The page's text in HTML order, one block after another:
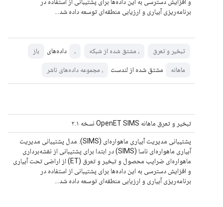
برنامه‌ریزی آبیاری و ارزیابی منطقه‌ای توسعه داده شد…
تبخیر و تعرق ، مشتق شده از شبکه ، داده‌های باز
ماهانه مشتق شده از لندست ، مجموعه داده‌های ناشر
تبخیر و تعرق ماهانه OpenET SIMS نسخه ۲.۱
پشتیبانی مدیریت آبیاری ماهواره‌ای (SIMS). مدل پشتیبانی مدیریت
آبیاری ماهواره‌ای ناسا (SIMS) در ابتدا برای پشتیبانی از نقشه‌برداری
ماهواره‌ای ضرایب محصول و تبخیر و تعرق (ET) از اراضی تحت آبیاری
و افزایش دسترسی به این داده‌ها برای پشتیبانی از استفاده در
برنامه‌ریزی آبیاری و ارزیابی منطقه‌ای توسعه داده شد…